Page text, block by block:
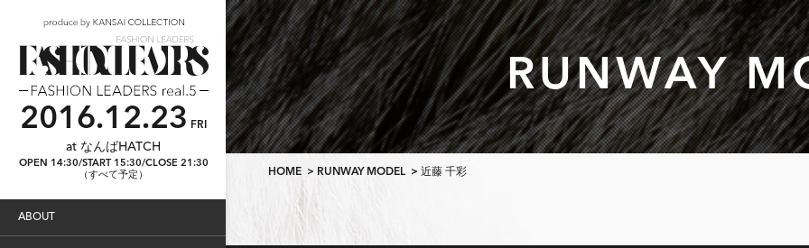
ABOUT
2016.12.23 FRI
at なんばHATCH
OPEN 14:30/START 15:30/CLOSE 21:30
（すべて予定）
RUNWAY
HOME > RUNWAY MODEL > 近藤 千彩